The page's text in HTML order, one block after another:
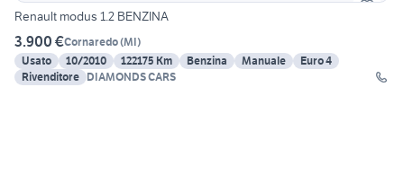
Renault modus 1.2 BENZINA
3.900 €Cornaredo(MI)
Usato
10/2010 122175 Km Benzina Manuale
Euro 4
Rivenditore DIAMONDS CARS